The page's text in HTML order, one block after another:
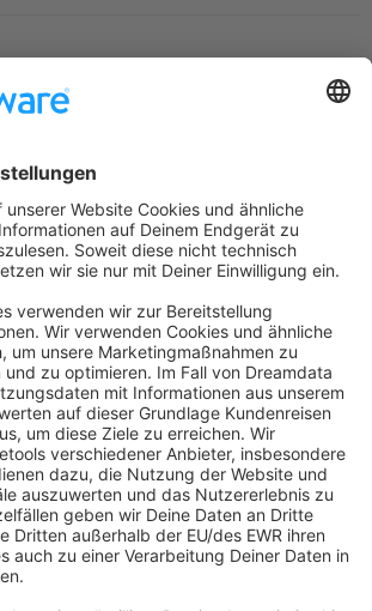
, beste Erfahrung mit aktiviertem
Newsletter